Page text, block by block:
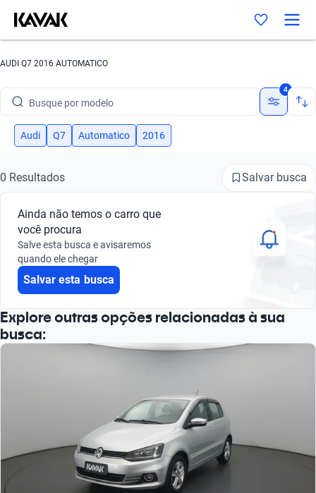
AUDI Q7 2016 AUTOMATICO
Busque por modelo
Busque por versão
Busque por marca
Busque por modelo
Busque por versão
4
Audi Q7 Automatico 2016
0 Resultados Salvar busca
Ainda não temos o carro que
você procura
Salve esta busca e avisaremos
quando ele chegar
Salvar esta busca
Explore outras opções relacionadas à sua
busca: